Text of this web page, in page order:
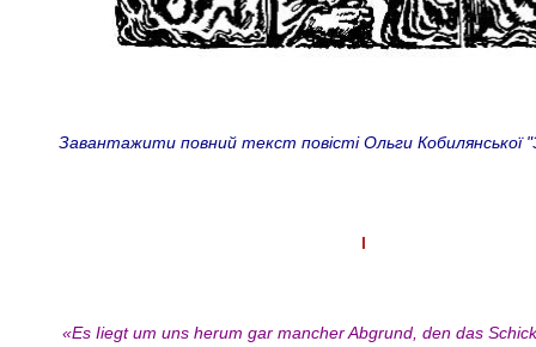
Завантажити повний текст повісті Ольги
I
«Еs Ііеgt um uns herum gar mancher Abgrund, den das